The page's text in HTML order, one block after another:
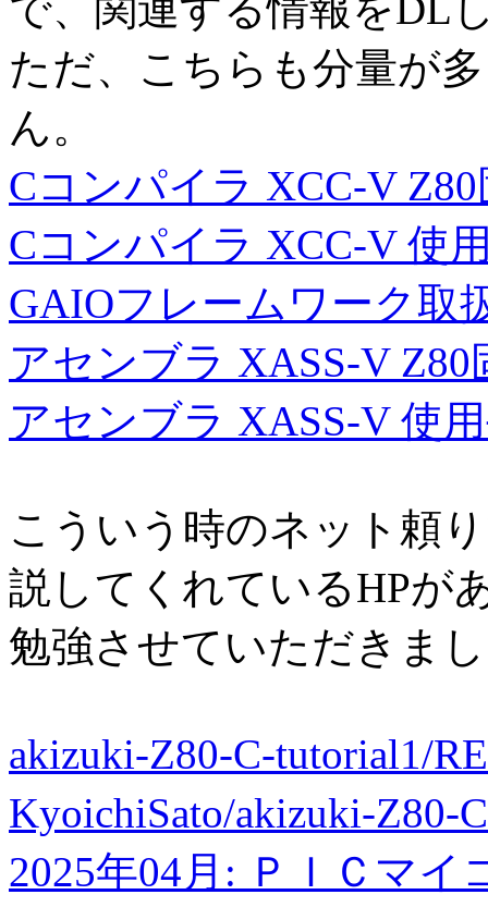
ただ、こちらも分量が
ん。
Cコンパイラ XCC-V
Cコンパイラ XCC-V 使
GAIOフレームワーク取
アセンブラ XASS-V
アセンブラ XASS-V 使
こういう時のネット頼
説してくれているHPが
勉強させていただきま
akizuki-Z80-C-tutorial1/
KyoichiSato/akizuki-Z80-
2025年04月: ＰＩＣマイ